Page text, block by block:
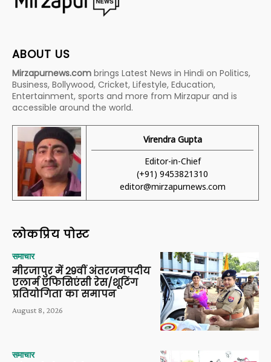
ABOUT US
Mirzapurnews.com brings Latest News in Hindi on Politics,
Business, Bollywood, Cricket, Lifestyle, Education,
Entertainment, sports and more from Mirzapur and is
accessible around the world.
Virendra Gupta
Editor-in-Chief
(+91) 9453821310
editor@mirzapurnews.com
लोकप्रिय पोस्ट
समाचार
मीरजापुर में 29वीं अंतरजनपदीय
एलार्म एफिसिएंसी रेस/शूटिंग
प्रतियोगिता का समापन
August 8, 2026
समाचार